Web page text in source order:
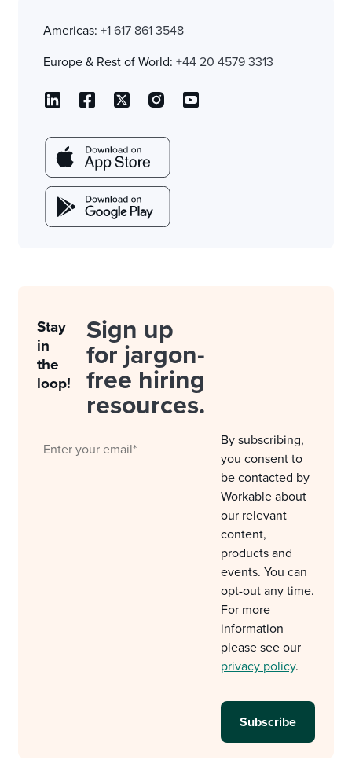
Americas: +1 617 861 3548
Europe & Rest of World: +44 20 4579 3313
Stay
in
the
loop!
Sign up
for jargon-
free hiring
resources.
By subscribing,
you consent to
be contacted by
Workable about
our relevant
content,
products and
events. You can
opt-out any time.
For more
information
please see our
privacy policy.